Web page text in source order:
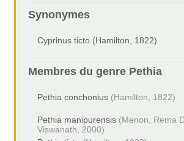
Synonymes
Cyprinus ticto (Hamilton, 1822)
Membres du genre Pethia
Pethia conchonius (Hamilton, 1822)
Pethia manipurensis (Menon, Rema
Viswanath, 2000)